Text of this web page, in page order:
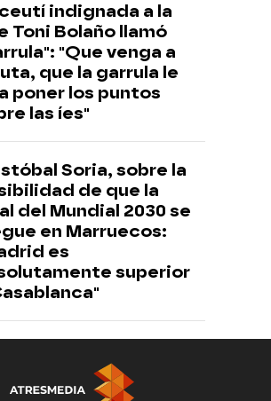
indignada a la
Toni Bolaño llamó
"Que venga a
que la garrula le
poner los puntos
las íes"
Soria, sobre la
de que la
del Mundial 2030 se
en Marruecos:
es
superior